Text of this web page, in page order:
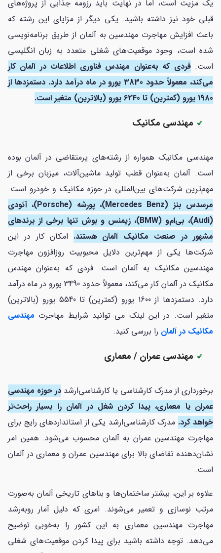
یک مزیت است، اما در نهایت باید رزومه جذابی از پروژه‌های
قبلی خود نیز داشته باشید. یکی دیگر از مزایای این رشته که
باعث افزایش مهاجرت مهندسین به آلمان از طریق برنامه‌نویسی
شده است، وجود موقعیت‌های شغلی متعدد به زبان انگلیسی
است.فردی که به‌عنوان مهندس فناوری اطلاعات در آلمان کار
می‌کند، معمولاً حدود 3830 یورو در ماه درآمد دارد. دستمزدها از
1980 یورو (کمترین) تا 6240 یورو (بالاترین) متغیر است.
مهندسی مکانیک
مهندسی مکانیک همواره از رشته‌های پرمتقاضی در آلمان بوده
است. آلمان به‌عنوان قطب تولید ماشین‌آلات، میزبان برخی از
مهم‌ترین شرکت‌های بین‌المللی در حوزه مکانیک و خودرو است.
مرسدس بنز (Mercedes Benz)، پورشه (Porsche)، آئودی
(Audi)، بی‌ام‌و (BMW)، زیمنس و بوش تنها برخی از برندهای
مشهور در صنعت مکانیک آلمان هستند. امکان کار در این
شرکت‌ها یکی از مهم‌ترین دلایل محبوبیت روزافزون مهاجرت
مهندسین مکانیک به آلمان است. فردی که به‌عنوان مهندس
مکانیک در آلمان کار می‌کند، معمولاً حدود 3490 یورو در ماه درآمد
دارد. دستمزدها از 1600 یورو (کمترین) تا 5540 یورو (بالاترین)
متغیر است. در این لینک می توانید شرایط مهاجرت مهندسی
مکانیک در آلمان را بررسی کنید.
مهندسی عمران / معماری
برخورداری از مدرک کارشناسی یا کارشناسی‌ارشد در حوزه مهندسی
عمران یا معماری، پیدا کردن شغل در آلمان را بسیار راحت‌تر
خواهد کرد. مدرک کارشناسی‌ارشد یکی از استانداردهای رایج برای
مهاجرت مهندسین عمران به آلمان محسوب می‌شود. همین امر
نشان‌دهنده تقاضای بالا برای مهندسین عمران و معماری در آلمان
است.
علاوه بر این، بیشتر ساختمان‌ها و بناهای تاریخی آلمان به‌صورت
مرتب نوسازی و تعمیر می‌شوند. امری که دلیل آمار روبه‌رشد
مهاجرت مهندسین معماری به این کشور را به‌خوبی توضیح
می‌دهد. توجه داشته باشید برای پیدا کردن موقعیت‌های شغلی